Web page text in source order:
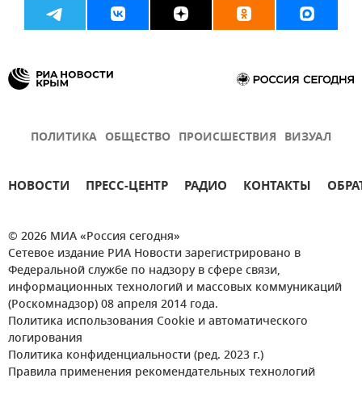
ПОЛИТИКА ОБЩЕСТВО ПРОИСШЕСТВИЯ ВИЗУАЛ
НОВОСТИ ПРЕСС-ЦЕНТР РАДИО КОНТАКТЫ
© 2026 МИА «Россия сегодня»
Сетевое издание РИА Новости зарегистрировано в
Федеральной службе по надзору в сфере связи,
информационных технологий и массовых коммуникаций
(Роскомнадзор) 08 апреля 2014 года.
Политика использования Cookie и автоматического
логирования
Политика конфиденциальности (ред. 2023 г.)
Правила применения рекомендательных технологий